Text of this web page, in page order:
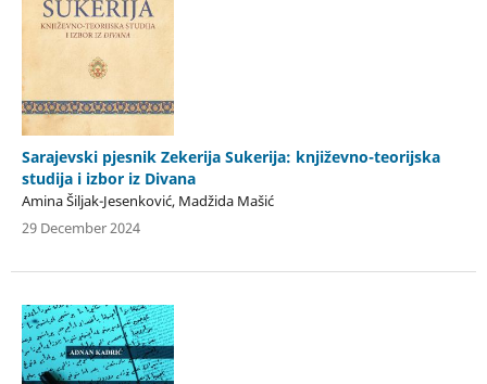
Sarajevski pjesnik Zekerija Sukerija: književno-teorijska
studija i izbor iz Divana
Amina Šiljak-Jesenković, Madžida Mašić
29 December 2024